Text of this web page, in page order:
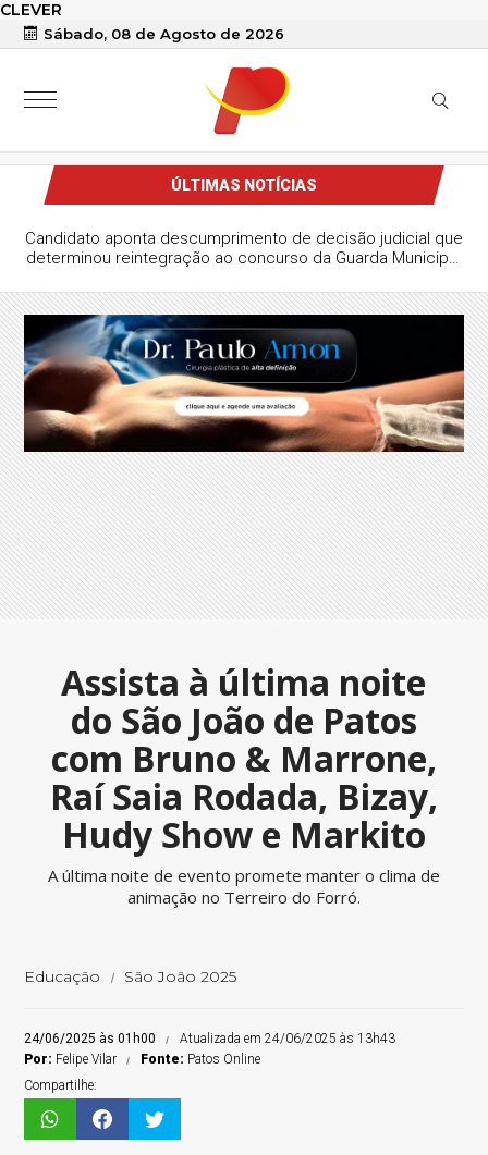
CLEVER
Sábado, 08 de Agosto de 2026
ÚLTIMAS NOTÍCIAS
Candidato aponta descumprimento de decisão judicial que
determinou reintegração ao concurso da Guarda Municipal
Assista à última noite
do São João de Patos
com Bruno & Marrone,
Raí Saia Rodada, Bizay,
Hudy Show e Markito
A última noite de evento promete manter o clima de
animação no Terreiro do Forró.
Educação São João 2025
24/06/2025 às 01h00
Atualizada em 24/06/2025 às 13h43
Por: Felipe Vilar Fonte: Patos Online
Compartilhe: